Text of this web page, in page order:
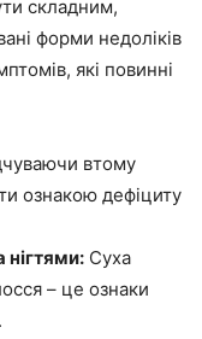
складним,
форми недоліків
які повинні
втому
ознакою дефіциту
Суха
– це ознаки